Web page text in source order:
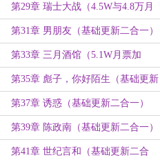
一）
第29章 瑞士大战（4.5W与4.8万月
票加更二合一）
第31章 男朋友（基础更新二合一）
第33章 三月酒馆（5.1W月票加
更！）
第35章 彪子，你好陌生（基础更新
二合一）
第37章 诱惑（基础更新二合一）
第39章 陈政南（基础更新二合一）
第41章 世纪言和（基础更新二合